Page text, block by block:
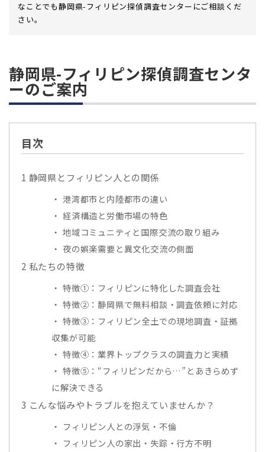
なことでも静岡県-フィリピン探偵調査センターにご相談くだ
さい。
静岡県-フィリピン探偵調査センタ
ーのご案内
目次
1 静岡県とフィリピン人との関係
港湾都市と内陸都市の違い
経済構造と労働市場の特色
地域コミュニティと国際交流の取り組み
夜の娯楽需要と異文化交流の側面
2 私たちの特徴
特徴①：フィリピンに特化した調査会社
特徴②：静岡県で無料相談・調査依頼に対応
特徴③：フィリピン全土での現地調査・証拠
収集が可能
特徴④：業界トップクラスの調査力と実績
特徴⑤：“フィリピンだから…”とあきらめず
に解決できる
3 こんな悩みやトラブルを抱えていませんか？
フィリピン人との浮気・不倫
フィリピン人の家出・失踪・行方不明